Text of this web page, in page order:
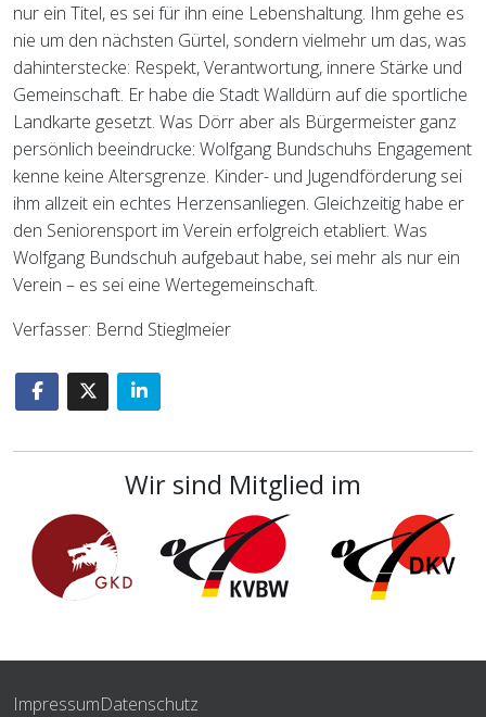
nur ein Titel, es sei für ihn eine Lebenshaltung. Ihm gehe es
nie um den nächsten Gürtel, sondern vielmehr um das, was
dahinterstecke: Respekt, Verantwortung, innere Stärke und
Gemeinschaft. Er habe die Stadt Walldürn auf die sportliche
Landkarte gesetzt. Was Dörr aber als Bürgermeister ganz
persönlich beeindrucke: Wolfgang Bundschuhs Engagement
kenne keine Altersgrenze. Kinder- und Jugendförderung sei
ihm allzeit ein echtes Herzensanliegen. Gleichzeitig habe er
den Seniorensport im Verein erfolgreich etabliert. Was
Wolfgang Bundschuh aufgebaut habe, sei mehr als nur ein
Verein – es sei eine Wertegemeinschaft.
Verfasser: Bernd Stieglmeier
Wir sind Mitglied im
ImpressumDatenschutz